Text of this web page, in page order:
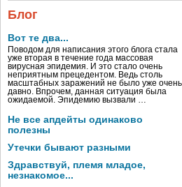
Блог
Вот те два...
Поводом для написания этого блога стала
уже вторая в течение года массовая
вирусная эпидемия. И это стало очень
неприятным прецедентом. Ведь столь
масштабных заражений не было уже очень
давно. Впрочем, данная ситуация была
ожидаемой. Эпидемию вызвали …
Не все апдейты одинаково
полезны
Утечки бывают разными
Здравствуй, племя младое,
незнакомое...